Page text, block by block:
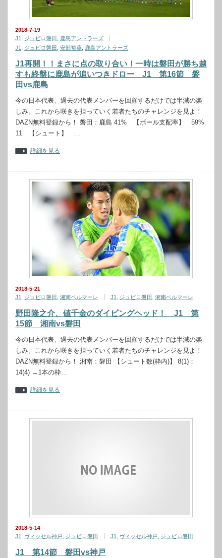
2018-7-19
J1
ジュビロ磐田
鹿島アントラーズ
J1
ジュビロ磐田 安部裕葵 鹿島アントラーズ
J1再開！！まさに点の取り合い！一時は磐田が勝ち越
すも終盤に鹿島が追いつきドロー J1 第16節 磐
田vs鹿島
今の日本代表、過去の代表メンバーを回顧するだけでは半減の楽
しみ。これから咲きを担っていく若者たちのチャレンジを見よ！
DAZN無料登録から！ 磐田：鹿島 41% 【ボール支配率】 59%
11 【シュート】 …
詳細を見る
2018-5-21
J1
ジュビロ磐田 湘南ベルマーレ J1 ジュビロ磐田 湘南ベルマーレ
野田隆之介、値千金のダイビングヘッド！ J1 第
15節 湘南vs磐田
今の日本代表、過去の代表メンバーを回顧するだけでは半減の楽
しみ。これから咲きを担っていく若者たちのチャレンジを見よ！
DAZN無料登録から！ 湘南：磐田 【シュート数(枠内)】 8(1)：
14(4) →1本の枠…
詳細を見る
2018-5-14
J1
ヴィッセル神戸 ジュビロ磐田 J1 ヴィッセル神戸 ジュビロ磐田
J1 第14節 磐田vs神戸